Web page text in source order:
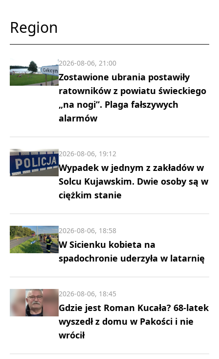
Region
Zostawione ubrania postawiły
ratowników z powiatu świeckiego
„na nogi”. Plaga fałszywych
alarmów
2026-08-06, 21:00
Wypadek w jednym z zakładów w
Solcu Kujawskim. Dwie osoby są w
ciężkim stanie
2026-08-06, 19:12
W Sicienku kobieta na
spadochronie uderzyła w latarnię
2026-08-06, 18:58
Gdzie jest Roman Kucała? 68-latek
wyszedł z domu w Pakości i nie
wrócił
2026-08-06, 18:45